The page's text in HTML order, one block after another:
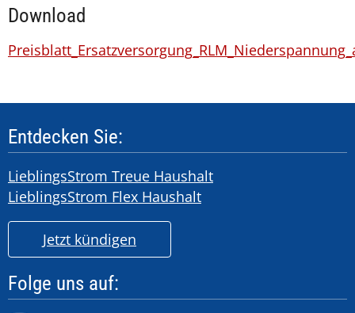
Download
Entdecken Sie:
LieblingsStrom Treue Haushalt
LieblingsStrom Flex Haushalt
Jetzt kündigen
Folge uns auf: